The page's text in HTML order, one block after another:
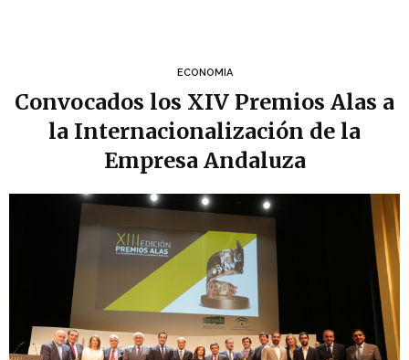
ECONOMIA
Convocados los XIV Premios Alas a
la Internacionalización de la
Empresa Andaluza